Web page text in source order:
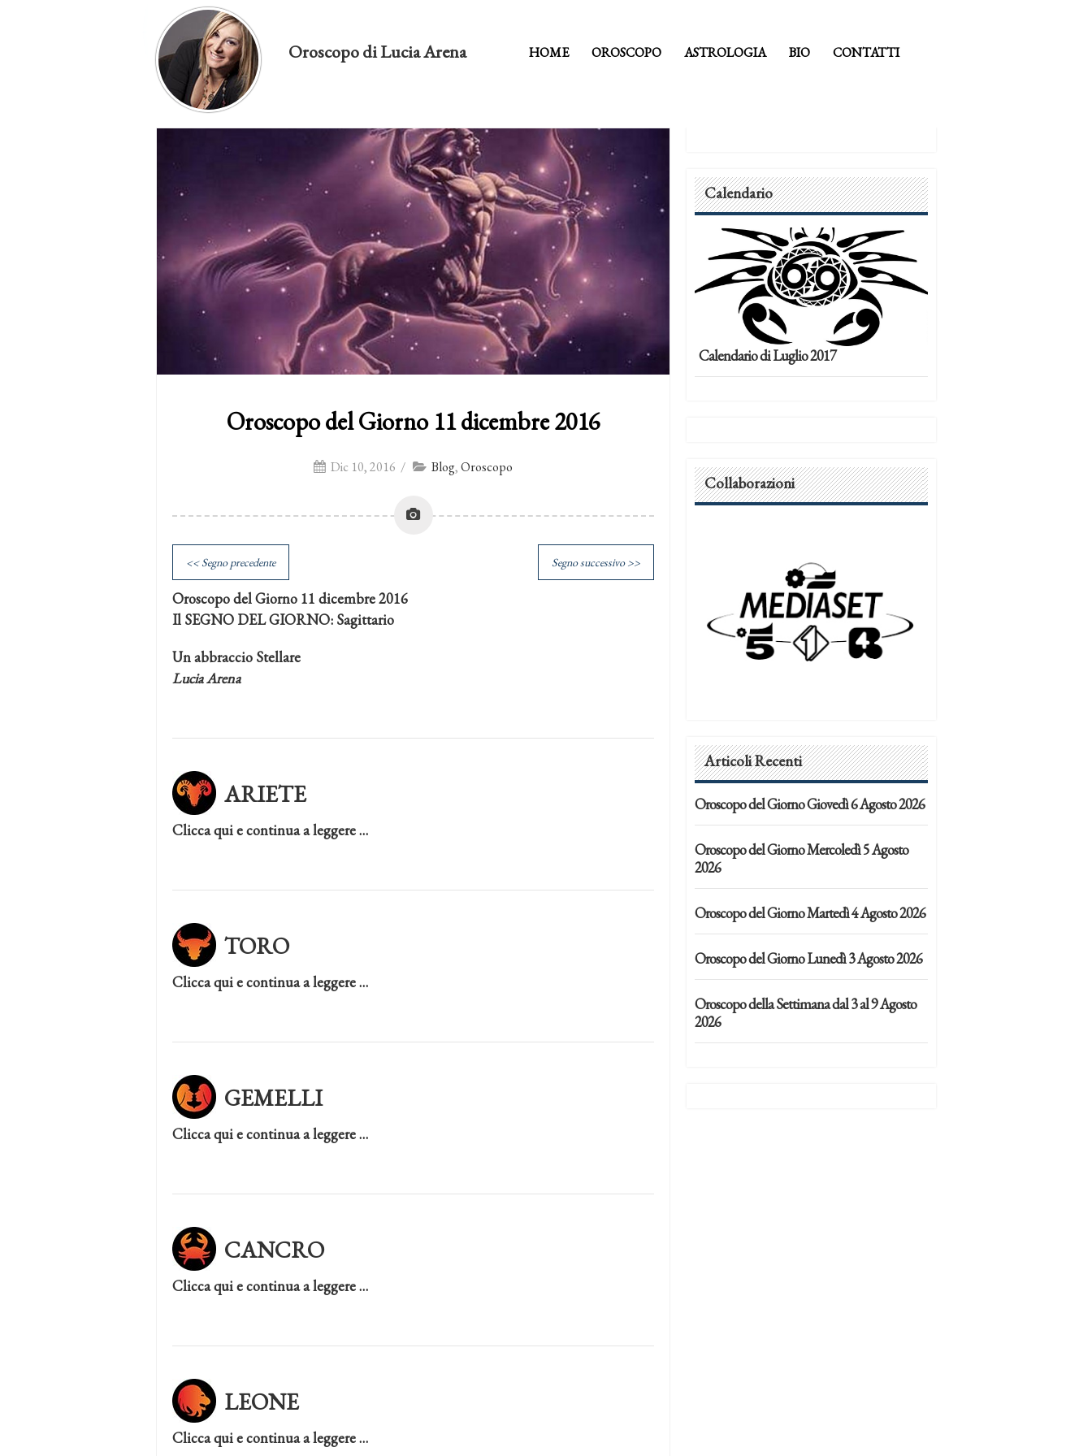
Oroscopo di Lucia Arena HOME OROSCOPO ASTROLOGIA BIO CONTATTI
Oroscopo del Giorno 11 dicembre 2016
Dic 10, 2016 / Blog,Oroscopo
<< Segno precedente Segno successivo >>
Oroscopo del Giorno 11 dicembre 2016
Il SEGNO DEL GIORNO: Sagittario
Un abbraccio Stellare
Lucia Arena
ARIETE
Clicca qui e continua a leggere …
TORO
Clicca qui e continua a leggere …
GEMELLI
Clicca qui e continua a leggere …
CANCRO
Clicca qui e continua a leggere …
LEONE
Clicca qui e continua a leggere …
Calendario
Calendario di Luglio 2017
Collaborazioni
Articoli Recenti
Oroscopo del Giorno Giovedì 6 Agosto 2026
Oroscopo del Giorno Mercoledì 5 Agosto
2026
Oroscopo del Giorno Martedì 4 Agosto 2026
Oroscopo del Giorno Lunedì 3 Agosto 2026
Oroscopo della Settimana dal 3 al 9 Agosto
2026